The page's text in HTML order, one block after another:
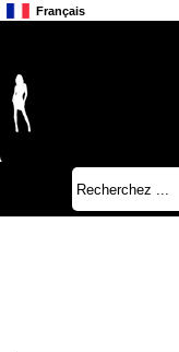
Français